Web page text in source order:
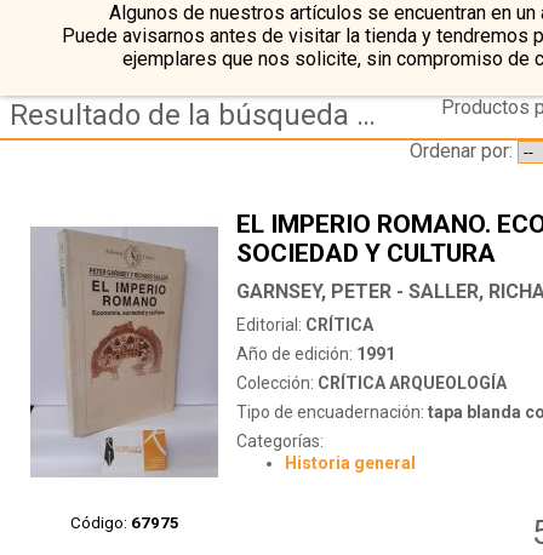
Algunos de nuestros artículos se encuentran en un
Puede avisarnos antes de visitar la tienda y tendremos
ejemplares que nos solicite, sin compromiso de
Resultado de la búsqueda de coleccion critica arqueologia
Productos
Ordenar por:
Código: 67975
EL IMPERIO ROMANO.
SOCIEDAD Y CULTURA
GARNSEY, PETER - SALLER,
Editorial: CRÍTICA
Año de edición: 1991
Colección: CRÍTICA ARQUEOLOGÍA
Tipo de encuadernación: tapa blanda
Categorías:
Historia general